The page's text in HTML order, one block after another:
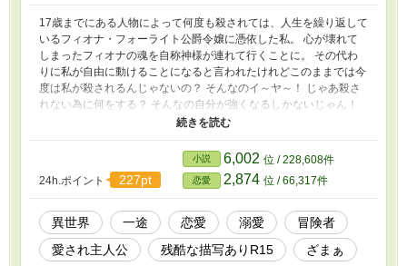
17歳までにある人物によって何度も殺されては、人生を繰り返して
いるフィオナ・フォーライト公爵令嬢に憑依した私。 心が壊れて
しまったフィオナの魂を自称神様が連れて行くことに。 その代わ
りに私が自由に動けることになると言われたけれどこのままでは今
度は私が殺されるんじゃないの？ そんなのイ～ヤ～！ じゃあ殺さ
れない為に何をする？ そんなの自分が強くなるしかないじゃん！
ある人物に出会う学院に入学するまでに強くなって返り討ちにして
やる！ ☆設定ゆるゆるのご都合主義です。 ☆誤字脱字の多い作者
24h.ポイント 227pt
小説 6,002 位 / 228,608件
恋愛 2,874 位 / 66,317件
異世界 一途 恋愛 溺愛
冒険者
愛され主人公
残酷な描写ありR15 ざまぁ